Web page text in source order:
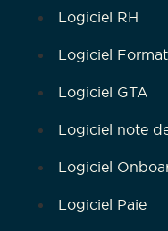
Logiciel RH
Logiciel
Logiciel GTA
Logiciel note
Logiciel
Logiciel Paie